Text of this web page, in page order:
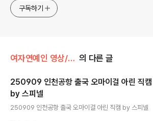
구독하기
여자연예인 영상/오마이걸 의 다른 글
250909 인천공항 출국 오마이걸 아린 직캠
by 스피넬
250909 인천공항 출국 오마이걸 아린 직캠 by 스피넬